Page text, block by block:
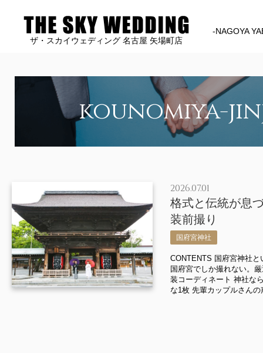
ザ・スカイウェディング 名古屋 矢場町店
-NAGOYA
kounomiya-
2026.07.01
格式と伝統が息
装前撮り
国府宮神社
CONTENTS 国府宮神社
国府宮でしか撮れない。
装コーディネート 神社な
な1枚 先輩カップルさんの